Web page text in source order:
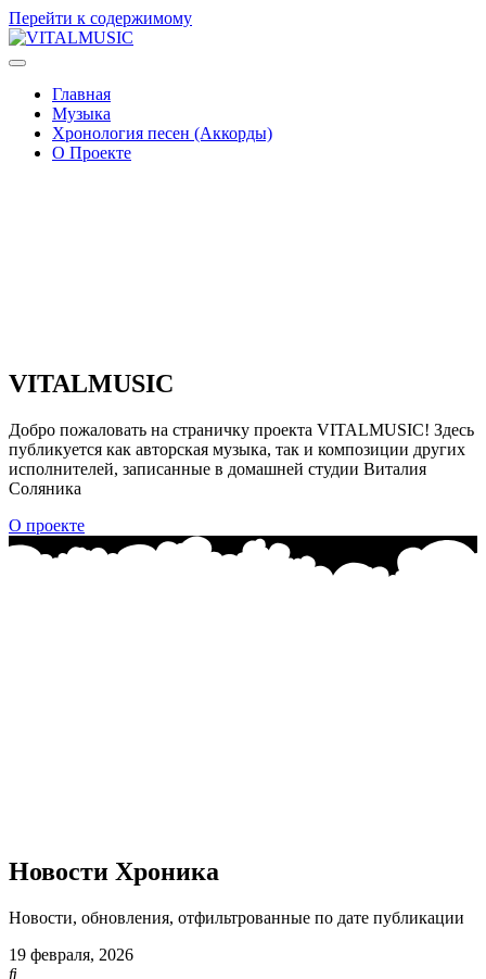
Перейти к содержимому
V
Главная
Музыка
Хронология песен (Аккорды)
О Проекте
VITALMUSIC
Добро пожаловать на страничку проекта VITALMUSIC! Здесь
публикуется как авторская музыка, так и композиции других
исполнителей, записанные в домашней студии Виталия
Соляника
О проекте
Новости Хроника
Новости, обновления, отфильтрованные по дате публикации
19 февраля, 2026